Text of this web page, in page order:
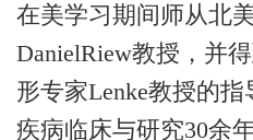
在美学习期间师从北
DanielRiew教授，并
形专家Lenke教授的
疾病临床与研究30余